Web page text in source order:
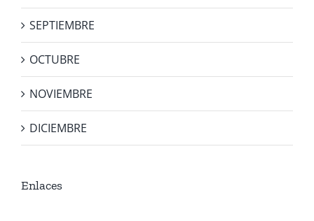
SEPTIEMBRE
OCTUBRE
NOVIEMBRE
DICIEMBRE
Enlaces